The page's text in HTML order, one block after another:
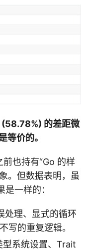
的差距微
等价的。
也持有“Go 的样
。但数据表明，虽
一样的：
处理、显式的循环
写的重复逻辑。
型系统设置、Trait